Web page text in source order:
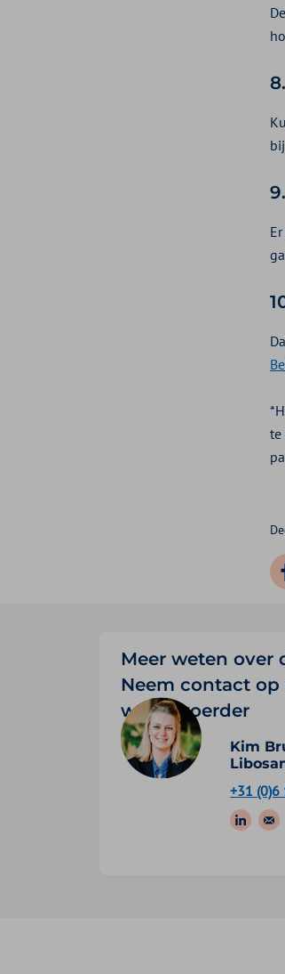
8.
9.
te
Meer weten over
Neem contact
woordvoerder
Kim
+31
Volg